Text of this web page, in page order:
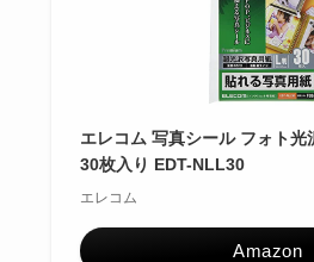
エレコム 写真シール フォト光
30枚入り EDT-NLL30
エレコム
Amazon